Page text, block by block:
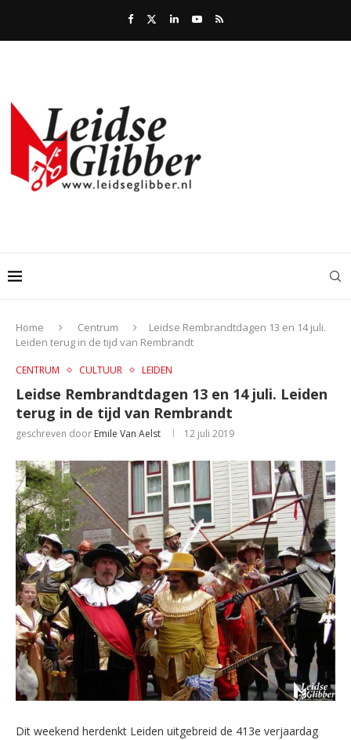
Home Centrum
Leidse Rembrandtdagen 13 en 14 juli.
Leiden terug in de tijd van Rembrandt
CENTRUM CULTUUR LEIDEN
Leidse Rembrandtdagen 13 en 14 juli. Leiden
terug in de tijd van Rembrandt
geschreven door Emile Van Aelst 12 juli 2019
Dit weekend herdenkt Leiden uitgebreid de 413e verjaardag